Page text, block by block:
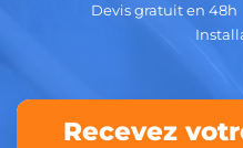
Devis gratuit en 48h
Recevez